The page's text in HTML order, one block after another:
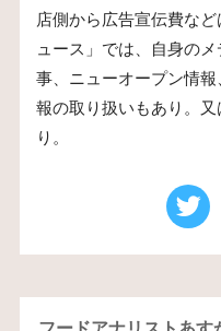
店側から広告宣伝費な
ュース」では、自身の
事、ニューオープン情
報の取り扱いもあり。
り。